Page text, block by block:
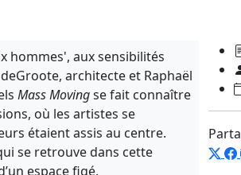
hommes', aux sensibilités
architecte et Raphaël
Mass Movingse fait connaître
où les artistes se
étaient assis au centre.
se retrouve dans cette
espace figé.